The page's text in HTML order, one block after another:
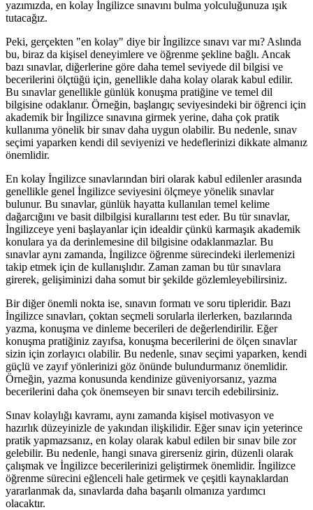
yazımızda, en kolay İngilizce sınavını bulma yolculuğunuza ışık
tutacağız.
Peki, gerçekten "en kolay" diye bir İngilizce sınavı var mı? Aslında
bu, biraz da kişisel deneyimlere ve öğrenme şekline bağlı. Ancak
bazı sınavlar, diğerlerine göre daha temel seviyede dil bilgisi ve
becerilerini ölçtüğü için, genellikle daha kolay olarak kabul edilir.
Bu sınavlar genellikle günlük konuşma pratiğine ve temel dil
bilgisine odaklanır. Örneğin, başlangıç seviyesindeki bir öğrenci için
akademik bir İngilizce sınavına girmek yerine, daha çok pratik
kullanıma yönelik bir sınav daha uygun olabilir. Bu nedenle, sınav
seçimi yaparken kendi dil seviyenizi ve hedeflerinizi dikkate almanız
önemlidir.
En kolay İngilizce sınavlarından biri olarak kabul edilenler arasında
genellikle genel İngilizce seviyesini ölçmeye yönelik sınavlar
bulunur. Bu sınavlar, günlük hayatta kullanılan temel kelime
dağarcığını ve basit dilbilgisi kurallarını test eder. Bu tür sınavlar,
İngilizceye yeni başlayanlar için idealdir çünkü karmaşık akademik
konulara ya da derinlemesine dil bilgisine odaklanmazlar. Bu
sınavlar aynı zamanda, İngilizce öğrenme sürecindeki ilerlemenizi
takip etmek için de kullanışlıdır. Zaman zaman bu tür sınavlara
girerek, gelişiminizi daha somut bir şekilde gözlemleyebilirsiniz.
Bir diğer önemli nokta ise, sınavın formatı ve soru tipleridir. Bazı
İngilizce sınavları, çoktan seçmeli sorularla ilerlerken, bazılarında
yazma, konuşma ve dinleme becerileri de değerlendirilir. Eğer
konuşma pratiğiniz zayıfsa, konuşma becerilerini de ölçen sınavlar
sizin için zorlayıcı olabilir. Bu nedenle, sınav seçimi yaparken, kendi
güçlü ve zayıf yönlerinizi göz önünde bulundurmanız önemlidir.
Örneğin, yazma konusunda kendinize güveniyorsanız, yazma
becerilerini daha çok önemseyen bir sınavı tercih edebilirsiniz.
Sınav kolaylığı kavramı, aynı zamanda kişisel motivasyon ve
hazırlık düzeyinizle de yakından ilişkilidir. Eğer sınav için yeterince
pratik yapmazsanız, en kolay olarak kabul edilen bir sınav bile zor
gelebilir. Bu nedenle, hangi sınava girerseniz girin, düzenli olarak
çalışmak ve İngilizce becerilerinizi geliştirmek önemlidir. İngilizce
öğrenme sürecini eğlenceli hale getirmek ve çeşitli kaynaklardan
yararlanmak da, sınavlarda daha başarılı olmanıza yardımcı
olacaktır.